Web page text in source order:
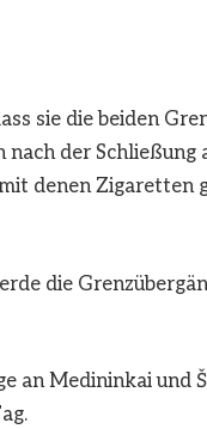
sie die beiden
der Schließung
denen Zigaretten
die
an Medininkai und